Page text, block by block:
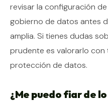
revisar la configuración
gobierno de datos antes
amplia. Si tienes dudas
prudente es valorarlo con
protección de datos.
¿Me puedo fiar de